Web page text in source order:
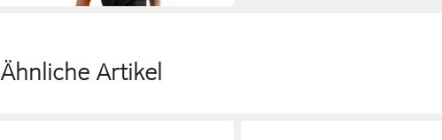
Ähnliche Artikel